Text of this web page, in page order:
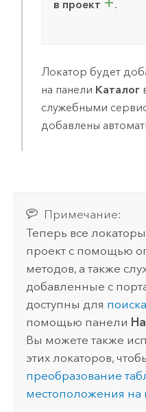
в проект
.
Локатор будет
на панели Каталог
служебными
добавлены
Примечание:
Теперь все
проект с помощью
методов, а также
добавленные с
доступны для
помощью панели
Вы можете также
этих локаторов,
преобразование
местоположения на